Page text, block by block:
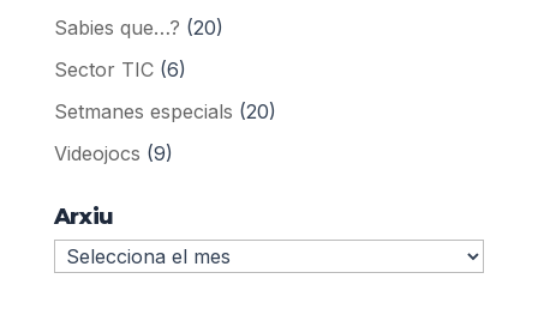
Sabies que…? (20)
Sector TIC(6)
Setmanes especials (20)
Videojocs (9)
Arxiu
Arxiu